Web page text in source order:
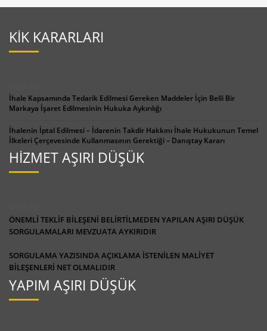
KİK KARARLARI
İhale Kapsamında Tedarik Edilmesi Gereken Maddeler İçin Belli Bir
Markaya İşaret Edilmesinin Hukuka Aykırılığı
İhalenin İptal Edilmesi – İdarenin Takdir Hakkını İhale Hukukunun Temel
İlkeleri Çerçevesinde Kullanmasının Gerektiği – Danıştay Kararı
HİZMET AŞIRI DÜŞÜK
ÖNEMLİ TEKLİF BİLEŞENİ BELİRTİLMEDEN YAPILAN AŞIRI DÜŞÜK
SORGULAMALARI MEVZUATA AYKIRIDIR
SORGULAMA YAZISINDA AÇIKLAMA İSTENİLEN MALİYET
BİLEŞENLERİ NET OLMALIDIR
YAPIM AŞIRI DÜŞÜK